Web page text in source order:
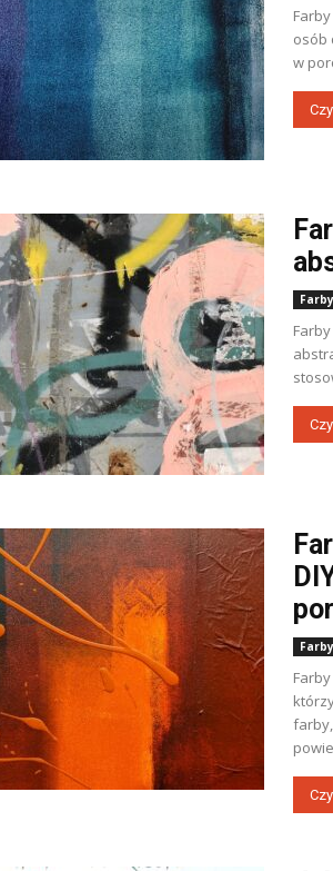
osób
w